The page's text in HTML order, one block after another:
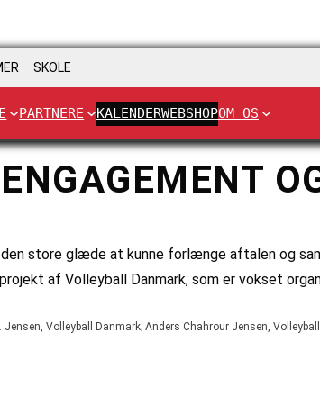
SKOLE
PARTNERE KALENDERWEBSHOPOM OS
store glæde at kunne forlænge aftalen og
af Volleyball Danmark, som er vokset
Jensen, Volleyball Danmark; Anders Chahrour Jensen,